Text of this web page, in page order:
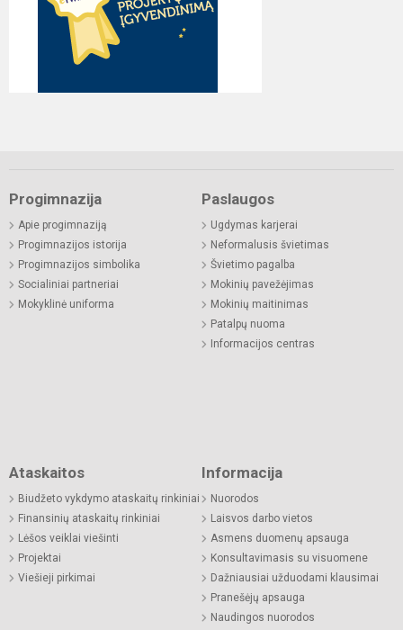
Progimnazija
Apie progimnaziją
Progimnazijos istorija
Progimnazijos simbolika
Socialiniai partneriai
Mokyklinė uniforma
Paslaugos
Ugdymas karjerai
Neformalusis švietimas
Švietimo pagalba
Mokinių pavežėjimas
Mokinių maitinimas
Patalpų nuoma
Informacijos centras
Ataskaitos
Biudžeto vykdymo ataskaitų rinkiniai
Finansinių ataskaitų rinkiniai
Lėšos veiklai viešinti
Projektai
Viešieji pirkimai
Informacija
Nuorodos
Laisvos darbo vietos
Asmens duomenų apsauga
Konsultavimasis su visuomene
Dažniausiai užduodami klausimai
Pranešėjų apsauga
Naudingos nuorodos